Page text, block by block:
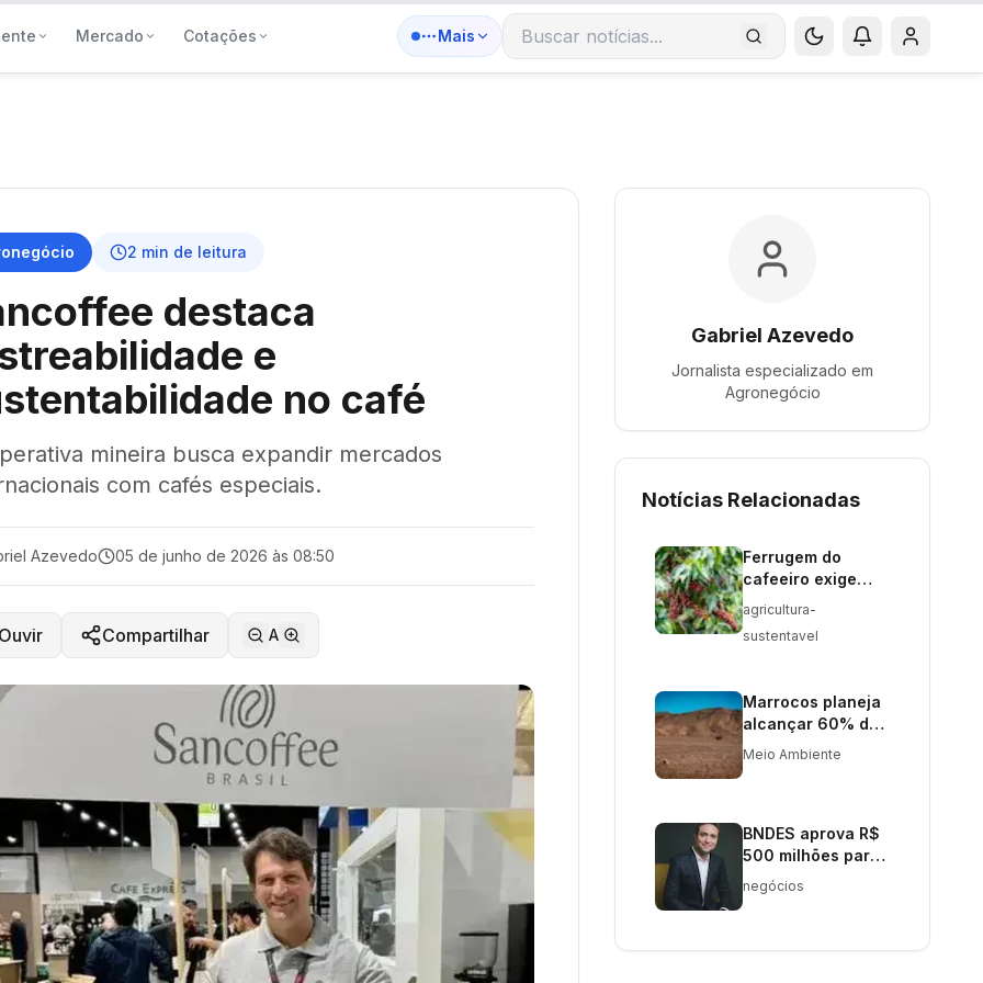
Mercado Cotações Mais
Buscar notícias
2 min de leitura
destaca
e
no café
mineira busca expandir mercados
com cafés especiais.
Azevedo 05 de junho de 2026 às 08:50
Compartilhar A
Gabriel Azevedo
Jornalista especializado em
Agronegócio
Notícias Relacionadas
Ferrugem do
cafeeiro exige
manejo rigoroso
em verões
chuvosos
agricultura-
sustentavel
Marrocos planeja
alcançar 60% de
água potável
Meio Ambiente
BNDES aprova R$
500 milhões para
planta de etanol
em MT
negócios